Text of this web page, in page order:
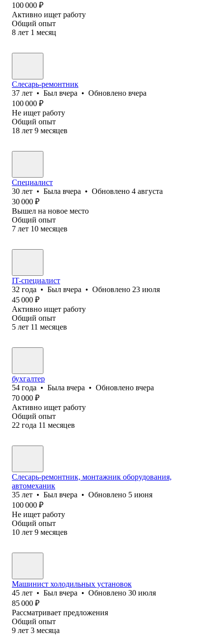
100 000 ₽
Активно ищет работу
Общий опыт
8 лет 1 месяц
Слесарь-ремонтник
37 лет • Был вчера • Обновлено вчера
100 000 ₽
Не ищет работу
Общий опыт
18 лет 9 месяцев
Специалист
30 лет • Была вчера • Обновлено 4 августа
30 000 ₽
Вышел на новое место
Общий опыт
7 лет 10 месяцев
IT-специалист
32 года • Был вчера • Обновлено 23 июля
45 000 ₽
Активно ищет работу
Общий опыт
5 лет 11 месяцев
бухгалтер
54 года • Была вчера • Обновлено вчера
70 000 ₽
Активно ищет работу
Общий опыт
22 года 11 месяцев
Слесарь-ремонтник, монтажник оборудования,
автомеханик
35 лет • Был вчера • Обновлено 5 июня
100 000 ₽
Не ищет работу
Общий опыт
10 лет 9 месяцев
Машинист холодильных установок
45 лет • Был вчера • Обновлено 30 июля
85 000 ₽
Рассматривает предложения
Общий опыт
9 лет 3 месяца